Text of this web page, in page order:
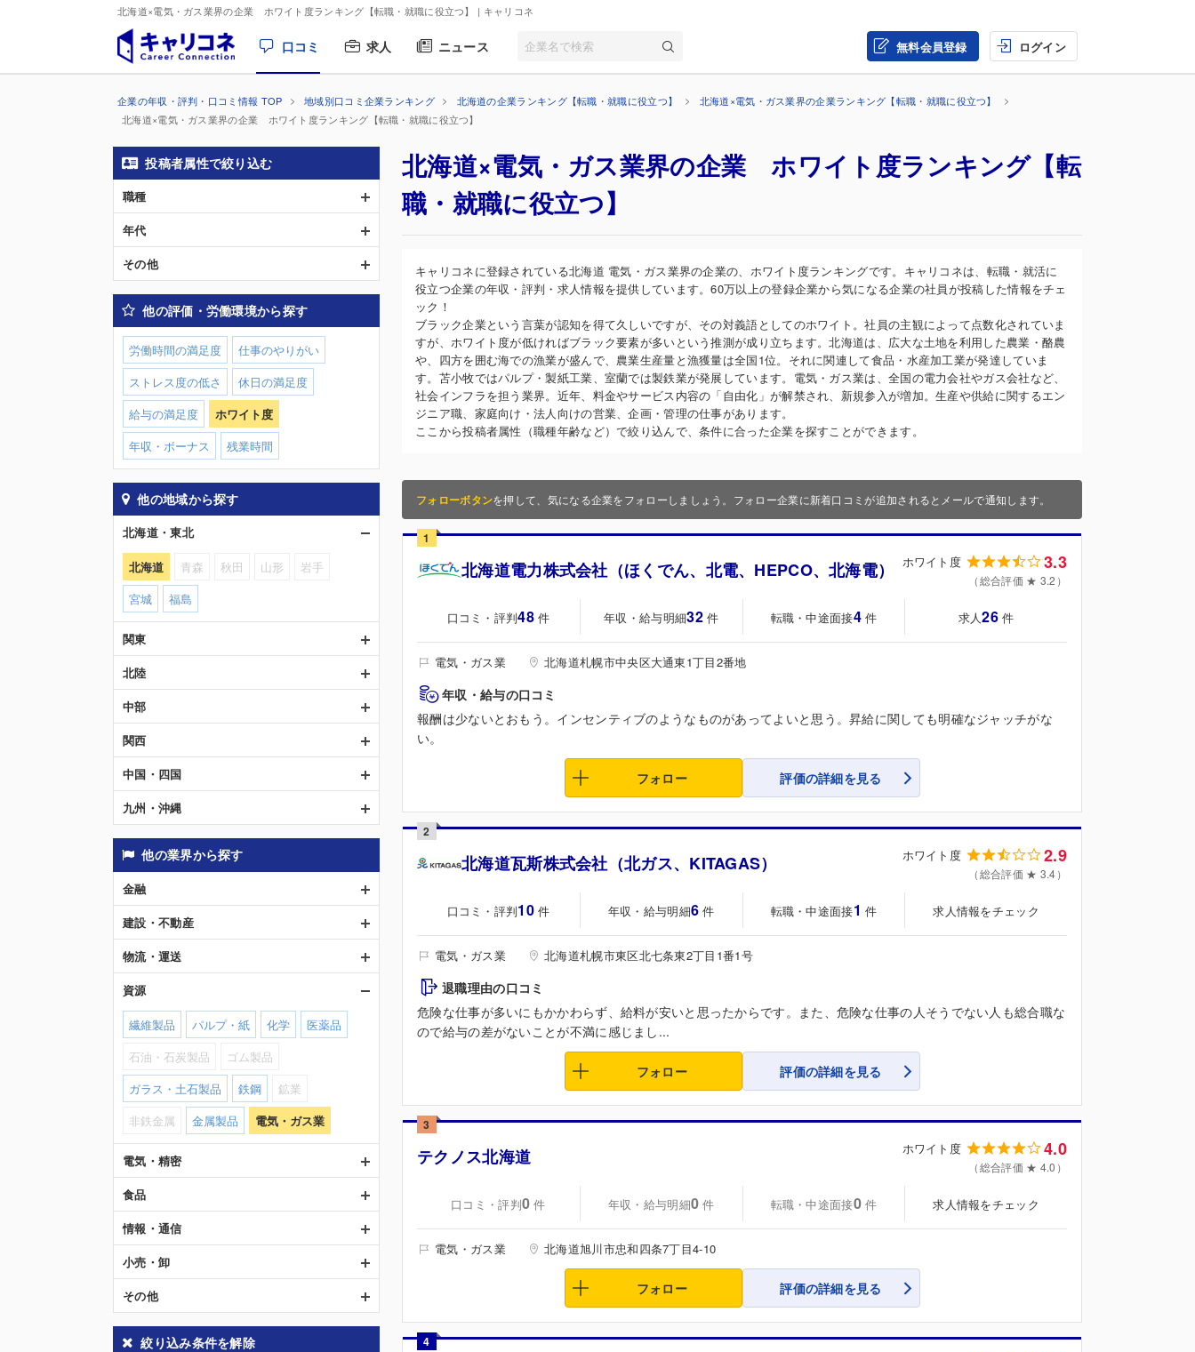
北海道×電気・ガス業界の企業 ホワイト度ランキング【転職・就職に役立つ】 | キャリコネ
口コミ 求人 ニュース 無料会員登録 ログイン
企業の年収・評判・口コミ情報 TOP 地域別口コミ企業ランキング 北海道の企業ランキング【転職・就職に役立つ】
北海道×電気・ガス業界の企業ランキング【転職・就職に役立つ】
北海道×電気・ガス業界の企業 ホワイト度ランキング【転職・就職に役立つ】
北海道×電気・ガス業界の企業 ホワイト度ランキング【転
職・就職に役立つ】
キャリコネに登録されている北海道 電気・ガス業界の企業の、ホワイト度ランキングです。キャリコネは、転職・就活に
役立つ企業の年収・評判・求人情報を提供しています。60万以上の登録企業から気になる企業の社員が投稿した情報をチェ
ック！
ブラック企業という言葉が認知を得て久しいですが、その対義語としてのホワイト。社員の主観によって点数化されていま
すが、ホワイト度が低ければブラック要素が多いという推測が成り立ちます。北海道は、広大な土地を利用した農業・酪農
や、四方を囲む海での漁業が盛んで、農業生産量と漁獲量は全国1位。それに関連して食品・水産加工業が発達していま
す。苫小牧ではパルプ・製紙工業、室蘭では製鉄業が発展しています。電気・ガス業は、全国の電力会社やガス会社など、
社会インフラを担う業界。近年、料金やサービス内容の「自由化」が解禁され、新規参入が増加。生産や供給に関するエン
ジニア職、家庭向け・法人向けの営業、企画・管理の仕事があります。
ここから投稿者属性（職種年齢など）で絞り込んで、条件に合った企業を探すことができます。
フォローボタンを押して、気になる企業をフォローしましょう。フォロー企業に新着口コミが追加されるとメールで通知します。
1
北海道電力株式会社（ほくでん、北電、HEPCO、北海電） ホワイト度 3.3
（総合評価 ★ 3.2）
口コミ・評判48 件 年収・給与明細32 件 転職・中途面接4 件 求人26 件
電気・ガス業 北海道札幌市中央区大通東1丁目2番地
年収・給与の口コミ
報酬は少ないとおもう。インセンティブのようなものがあってよいと思う。昇給に関しても明確なジャッチがな
い。
フォロー 評価の詳細を見る
2
北海道瓦斯株式会社（北ガス、KITAGAS） ホワイト度 2.9
（総合評価 ★ 3.4）
口コミ・評判10 件 年収・給与明細6 件 転職・中途面接1 件 求人情報をチェック
電気・ガス業 北海道札幌市東区北七条東2丁目1番1号
退職理由の口コミ
危険な仕事が多いにもかかわらず、給料が安いと思ったからです。また、危険な仕事の人そうでない人も総合職な
ので給与の差がないことが不満に感じまし...
フォロー 評価の詳細を見る
3
テクノス北海道 ホワイト度 4.0
（総合評価 ★ 4.0）
口コミ・評判0 件 年収・給与明細0 件 転職・中途面接0 件 求人情報をチェック
電気・ガス業 北海道旭川市忠和四条7丁目4-10
フォロー 評価の詳細を見る
4
投稿者属性で絞り込む
職種
年代
その他
他の評価・労働環境から探す
労働時間の満足度
仕事のやりがい
ストレス度の低さ
休日の満足度
給与の満足度
ホワイト度
年収・ボーナス
残業時間
他の地域から探す
北海道・東北
北海道 青森 秋田 山形
岩手
宮城
福島
関東
北陸
中部
関西
中国・四国
九州・沖縄
他の業界から探す
金融
建設・不動産
物流・運送
資源
繊維製品 パルプ・紙 化学
医薬品
石油・石炭製品
ゴム製品
ガラス・土石製品
鉄鋼
鉱業
非鉄金属
金属製品 電気・ガス業
電気・精密
食品
情報・通信
小売・卸
その他
絞り込み条件を解除